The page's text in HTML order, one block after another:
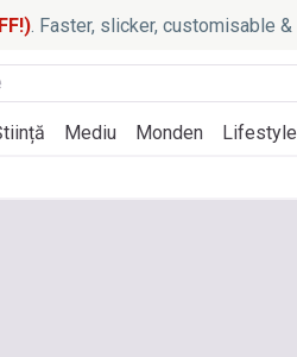
. Faster, slicker, customisable &
Mediu Monden Lifestyle